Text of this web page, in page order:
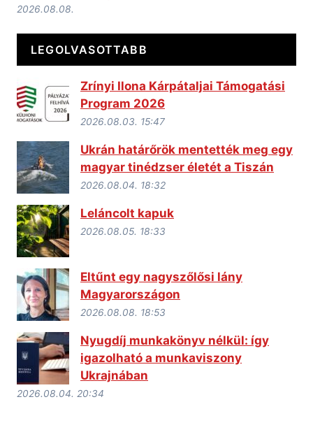
2026.08.08.
LEGOLVASOTTABB
Zrínyi Ilona Kárpátaljai Támogatási
Program 2026
2026.08.03. 15:47
Ukrán határőrök mentették meg egy
magyar tinédzser életét a Tiszán
2026.08.04. 18:32
Leláncolt kapuk
2026.08.05. 18:33
Eltűnt egy nagyszőlősi lány
Magyarországon
2026.08.08. 18:53
Nyugdíj munkakönyv nélkül: így
igazolható a munkaviszony
Ukrajnában
2026.08.04. 20:34